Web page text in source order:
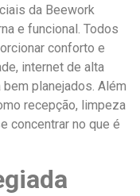
da Beework
e funcional. Todos
conforto e
internet de alta
planejados. Além
recepção, limpeza
concentrar no que é